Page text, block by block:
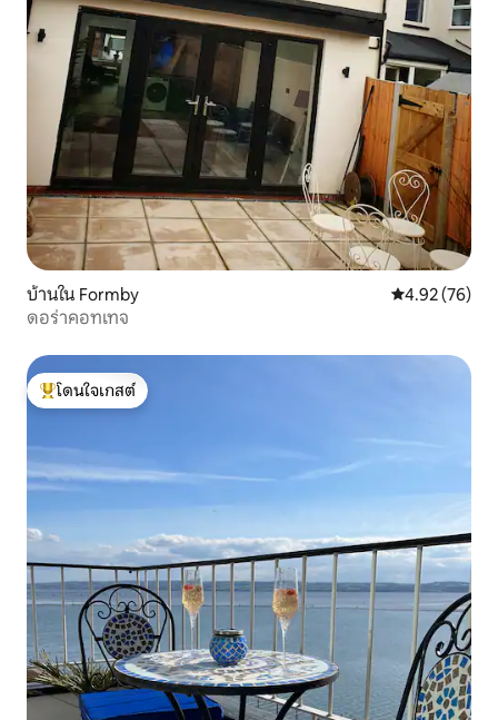
บ้านใน Formby คะแนนเฉลี่ย
4.92 (76)
ดอร่าคอทเทจ
โดนใจเกสต์ที่สุด
โดนใจเกสต์